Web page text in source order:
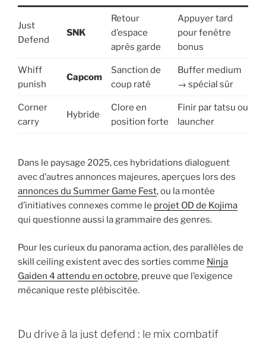
Just
Defend
SNK
Retour
d’espace
après garde
Appuyer tard
pour fenêtre
bonus
Whiff
punish
Capcom
Sanction de
coup raté
Buffer medium
→ spécial sûr
Corner
carry
Hybride
Clore en
position forte
Finir par tatsu ou
launcher
Dans le paysage 2025, ces hybridations dialoguent
avec d’autres annonces majeures, aperçues lors des
annonces du Summer Game Fest, ou la montée
d’initiatives connexes comme le projet OD de Kojima
qui questionne aussi la grammaire des genres.
Pour les curieux du panorama action, des parallèles de
skill ceiling existent avec des sorties comme Ninja
Gaiden 4 attendu en octobre, preuve que l’exigence
mécanique reste plébiscitée.
Du drive à la just defend : le mix combatif